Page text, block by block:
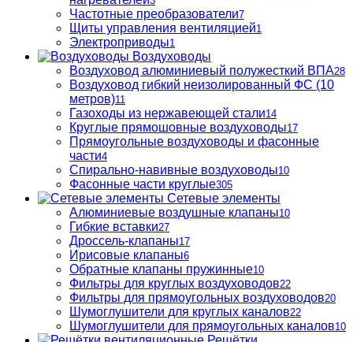
Частотные преобразователи7
Щиты управления вентиляцией1
Электроприводы1
Воздуховоды
Воздуховод алюминиевый полужесткий ВПА28
Воздуховод гибкий неизолированный ФС (10
метров)11
Газоходы из нержавеющей стали14
Круглые прямошовные воздуховоды17
Прямоугольные воздуховоды и фасонные
части4
Спирально-навивные воздуховоды10
Фасонные части круглые305
Сетевые элементы
Алюминиевые воздушные клапаны10
Гибкие вставки27
Дроссель-клапаны17
Ирисовые клапаны6
Обратные клапаны пружинные10
Фильтры для круглых воздуховодов22
Фильтры для прямоугольных воздуховодов20
Шумоглушители для круглых каналов22
Шумоглушители для прямоугольных каналов10